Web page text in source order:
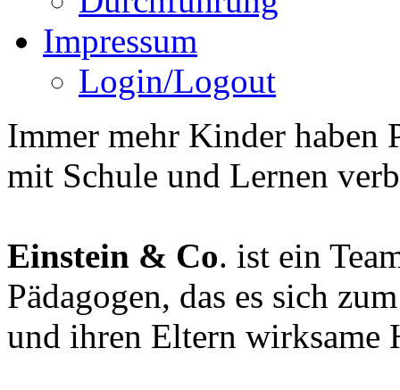
Impressum
Login/Logout
Immer mehr Kinder haben
mit Schule und Lernen
Einstein & Co. ist ein
Pädagogen, das es sich
und ihren Eltern wirksame